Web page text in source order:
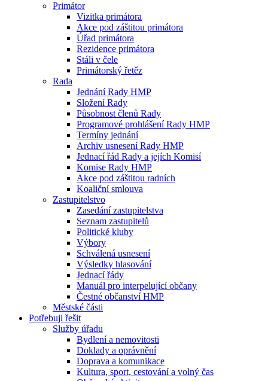
Primátor
Vizitka primátora
Akce pod záštitou primátora
Úřad primátora
Rezidence primátora
Stáli v čele
Primátorský řetěz
Rada
Jednání Rady HMP
Složení Rady
Působnost členů Rady
Programové prohlášení Rady HMP
Termíny jednání
Archiv usnesení Rady HMP
Jednací řád Rady a jejích Komisí
Komise Rady HMP
Akce pod záštitou radních
Koaliční smlouva
Zastupitelstvo
Zasedání zastupitelstva
Seznam zastupitelů
Politické kluby
Výbory
Schválená usnesení
Výsledky hlasování
Jednací řády
Manuál pro interpelující občany
Čestné občanství HMP
Městské části
Potřebuji řešit
Služby úřadu
Bydlení a nemovitosti
Doklady a oprávnění
Doprava a komunikace
Kultura, sport, cestování a volný čas